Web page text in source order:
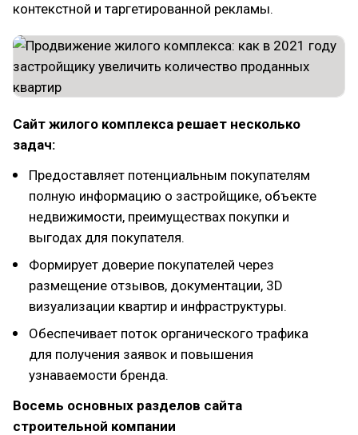
контекстной и таргетированной рекламы.
Сайт жилого комплекса решает несколько
задач:
Предоставляет потенциальным покупателям
полную информацию о застройщике, объекте
недвижимости, преимуществах покупки и
выгодах для покупателя.
Формирует доверие покупателей через
размещение отзывов, документации, 3D
визуализации квартир и инфраструктуры.
Обеспечивает поток органического трафика
для получения заявок и повышения
узнаваемости бренда.
Восемь основных разделов сайта
строительной компании